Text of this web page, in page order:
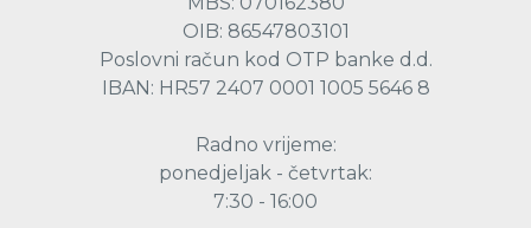
OIB: 86547803101
Poslovni račun kod OTP banke d.d.
IBAN: HR57 2407 0001 1005 5646 8
Radno vrijeme:
ponedjeljak - četvrtak:
7:30 - 16:00